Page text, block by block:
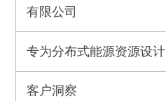
有限公司
专为分布式能源资源设计
客户洞察